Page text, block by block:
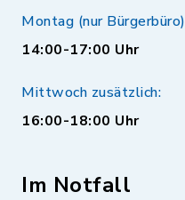
Montag (nur Bürgerbüro)
14:00-17:00 Uhr
Mittwoch zusätzlich:
16:00-18:00 Uhr
Im Notfall